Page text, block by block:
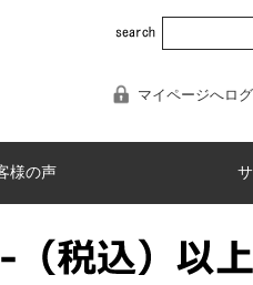
マイページへロ
様の声